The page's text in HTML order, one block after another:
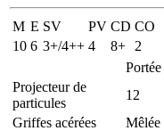
M E SV PV CD CO
10 6 3+/4++ 4 8+
2
Portée
Projecteur de
particules
12
Griffes acérées
Mêlée